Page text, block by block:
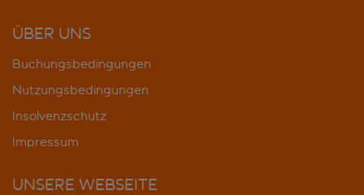
ÜBER UNS
Buchungsbedingungen
Nutzungsbedingungen
Insolvenzschutz
Impressum
UNSERE WEBSEITE